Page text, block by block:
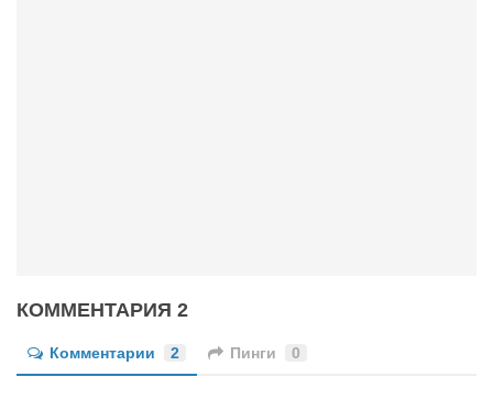
КОММЕНТАРИЯ 2
Комментарии 2 Пинги 0